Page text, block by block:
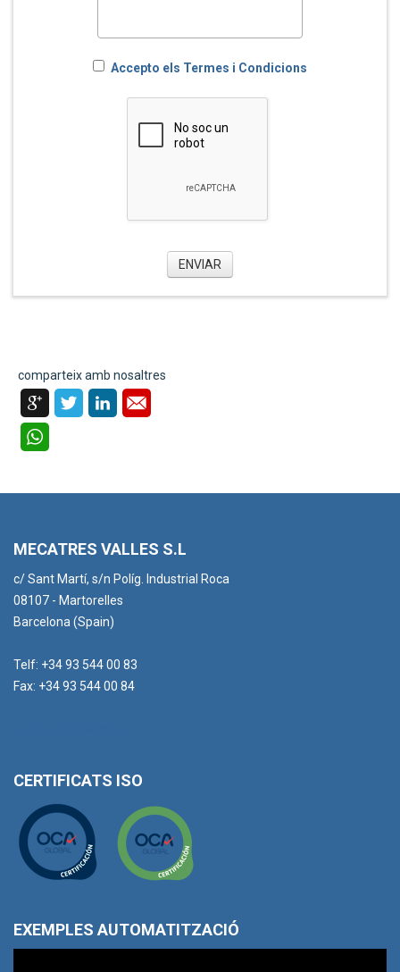
Accepto els Termes i Condicions
ENVIAR
comparteix amb nosaltres
MECATRES VALLES S.L
c/ Sant Martí, s/n Políg. Industrial Roca
08107 - Martorelles
Barcelona (Spain)
Telf: +34 93 544 00 83
Fax: +34 93 544 00 84
CERTIFICATS ISO
EXEMPLES AUTOMATITZACIÓ